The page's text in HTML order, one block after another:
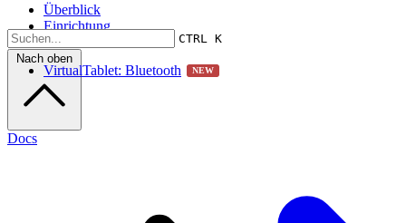
CTRL K
VirtualTablet: Bluetooth NEW
Überblick
Einrichtung
Nach oben
Docs